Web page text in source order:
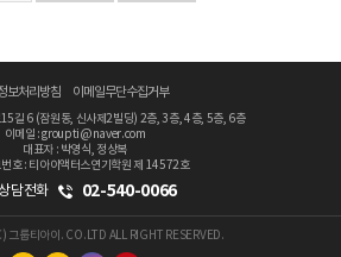
보처리방침 이메일무단수집거부
15길 6 (잠원동, 신사제2빌딩) 2층, 3층, 4층, 5층, 6층
이메일 : groupti@naver.com
대표자 : 박영식, 정상복
호 : 티아이액터스연기학원 제 14572호
담전화 02-540-0066
그룹티아이. CO.LTD ALL RIGHT RESERVED.